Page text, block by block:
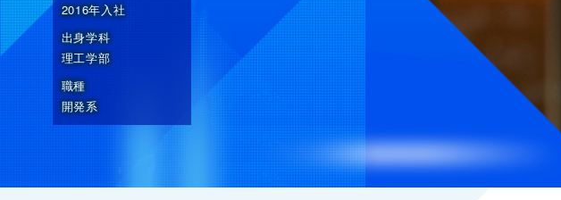
2016年入社
出身学科
理工学部
職種
開発系